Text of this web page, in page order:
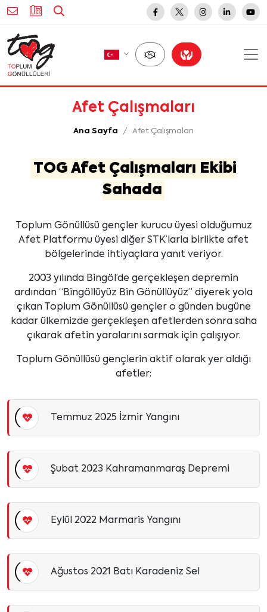
Afet Çalışmaları
Ana Sayfa Afet Çalışmaları
TOG Afet Çalışmaları Ekibi
Sahada
Toplum Gönüllüsü gençler kurucu üyesi olduğumuz
Afet Platformu üyesi diğer STK’larla birlikte afet
bölgelerinde ihtiyaçlara yanıt veriyor.
2003 yılında Bingöl’de gerçekleşen depremin
ardından “Bingöllüyüz Bin Gönüllüyüz” diyerek yola
çıkan Toplum Gönüllüsü gençler o günden bugüne
kadar ülkemizde gerçekleşen afetlerden sonra saha
çıkarak afetin yaralarını sarmak için çalışıyor.
Toplum Gönüllüsü gençlerin aktif olarak yer aldığı
afetler:
Temmuz 2025 İzmir Yangını
Şubat 2023 Kahramanmaraş Depremi
Eylül 2022 Marmaris Yangını
Ağustos 2021 Batı Karadeniz Sel